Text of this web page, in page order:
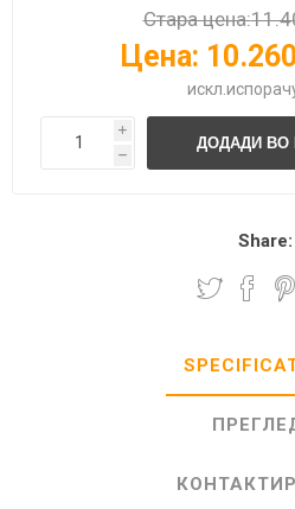
Стара цена:
Цена:
искл.
i
h
Share: